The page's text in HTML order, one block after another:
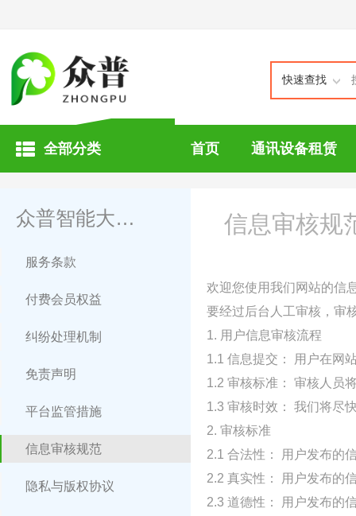
快速查找
全部分类 首页 通讯设备租赁
众普智能大健康
服务条款
付费会员权益
纠纷处理机制
免责声明
平台监管措施
信息审核规范
隐私与版权协议
信息审核规
欢迎您使用我们网站的信
要经过后台人工审核，审
1. 用户信息审核流程
1.1 信息提交： 用户在网
1.2 审核标准： 审核人员
1.3 审核时效： 我们将尽
2. 审核标准
2.1 合法性： 用户发布的
2.2 真实性： 用户发布的
2.3 道德性： 用户发布的